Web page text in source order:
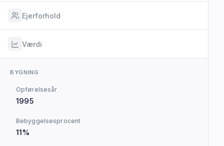
Ejerforhold
Værdi
BYGNING
Opførelsesår
1995
Bebyggelsesprocent
11%